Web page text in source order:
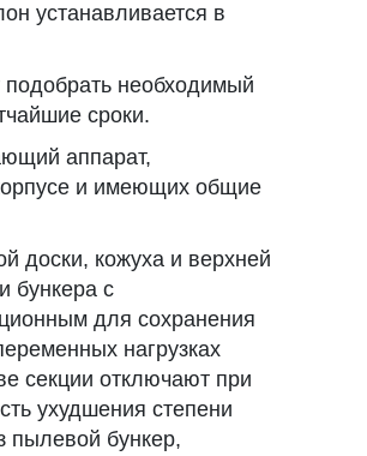
устанавливается в
необходимый
сроки.
аппарат,
и имеющих общие
доски, кожуха и верхней
бункера с
для сохранения
нагрузках
секции отключают при
ухудшения степени
пылевой бункер,